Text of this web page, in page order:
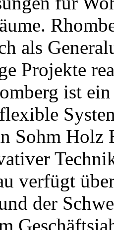
als
Projekte
ist
Sohm Holz
verfügt
der